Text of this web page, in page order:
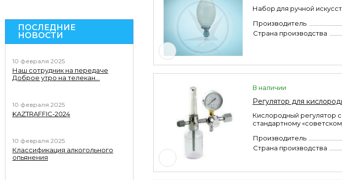
Набор для ручной
Производитель
Страна производства
В наличии
Регулятор для
Кислородный регулятор
стандартному
Производитель
Страна производства
ПОСЛЕДНИЕ
НОВОСТИ
10 февраля 2025
Наш сотрудник на передаче
Доброе утро на телекан...
10 февраля 2025
KAZTRAFFIC-2024
10 февраля 2025
Классификация алкогольного
опьянения